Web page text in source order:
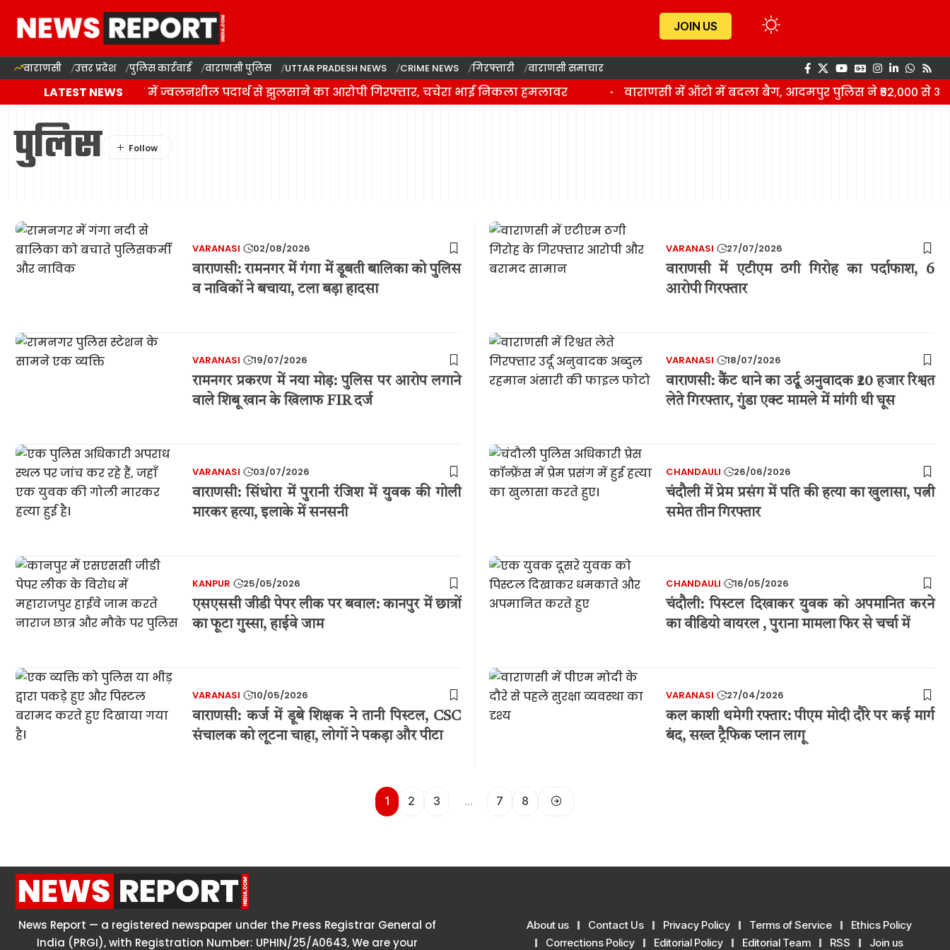
JOIN US
वाराणसी उत्तर प्रदेश पुलिस कार्रवाई वाराणसी पुलिस UTTAR PRADESH NEWS CRIME NEWS गिरफ्तारी वाराणसी समाचार
LATEST NEWS
वाराणसी: राजातालाब में ज्वलनशील पदार्थ से झुलसाने का आरोपी गिरफ्तार, चचेरा भाई निकला हमलावर वाराणसी में ऑटो में बदला बैग, आदमपुर पुलिस ने ₹52,000 से
पुलिस
VARANASI 02/08/2026
वाराणसी: रामनगर में गंगा में डूबती बालिका को पुलिस
व नाविकों ने बचाया, टला बड़ा हादसा
VARANASI 27/07/2026
वाराणसी में एटीएम ठगी गिरोह का पर्दाफाश, 6
आरोपी गिरफ्तार
VARANASI 19/07/2026
रामनगर प्रकरण में नया मोड़: पुलिस पर आरोप लगाने
वाले शिबू खान के खिलाफ FIR दर्ज
VARANASI 18/07/2026
वाराणसी: कैंट थाने का उर्दू अनुवादक ₹20 हजार रिश्वत
लेते गिरफ्तार, गुंडा एक्ट मामले में मांगी थी घूस
VARANASI 03/07/2026
वाराणसी: सिंधोरा में पुरानी रंजिश में युवक की गोली
मारकर हत्या, इलाके में सनसनी
CHANDAULI 26/06/2026
चंदौली में प्रेम प्रसंग में पति की हत्या का खुलासा, पत्नी
समेत तीन गिरफ्तार
KANPUR 25/05/2026
एसएससी जीडी पेपर लीक पर बवाल: कानपुर में छात्रों
का फूटा गुस्सा, हाईवे जाम
CHANDAULI 16/05/2026
चंदौली: पिस्टल दिखाकर युवक को अपमानित करने
का वीडियो वायरल , पुराना मामला फिर से चर्चा में
VARANASI 10/05/2026
वाराणसी: कर्ज में डूबे शिक्षक ने तानी पिस्टल, CSC
संचालक को लूटना चाहा, लोगों ने पकड़ा और पीटा
VARANASI 27/04/2026
कल काशी थमेगी रफ्तार: पीएम मोदी दौरे पर कई मार्ग
बंद, सख्त ट्रैफिक प्लान लागू
1 2 3 … 7 8
News Report — a registered newspaper under the Press Registrar General of
India (PRGI), with Registration Number: UPHIN/25/A0643, We are your
About us Contact Us Privacy Policy Terms of Service
Ethics Policy
Corrections Policy
Editorial Policy Editorial Team RSS Join us